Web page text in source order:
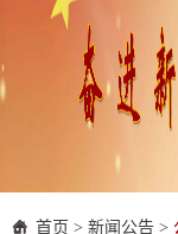
首页 > 新闻公告 >